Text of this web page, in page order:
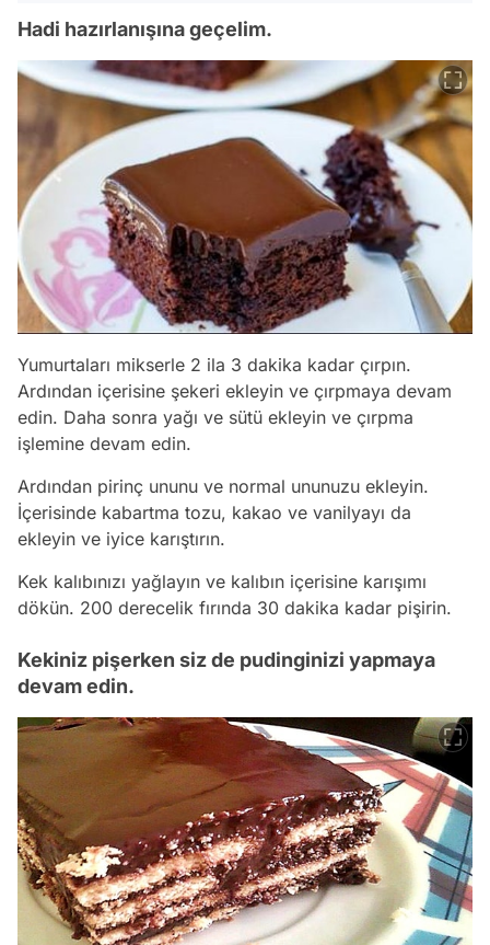
Hadi hazırlanışına geçelim.
Yumurtaları mikserle 2 ila 3 dakika kadar çırpın.
Ardından içerisine şekeri ekleyin ve çırpmaya devam
edin. Daha sonra yağı ve sütü ekleyin ve çırpma
işlemine devam edin.
Ardından pirinç ununu ve normal ununuzu ekleyin.
İçerisinde kabartma tozu, kakao ve vanilyayı da
ekleyin ve iyice karıştırın.
Kek kalıbınızı yağlayın ve kalıbın içerisine karışımı
dökün. 200 derecelik fırında 30 dakika kadar pişirin.
Kekiniz pişerken siz de pudinginizi yapmaya
devam edin.